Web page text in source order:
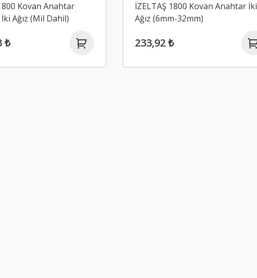
Kovan Anahtar
İki Ağız (Mil Dahil)
₺
İZELTAŞ 1800 Kovan Anahtar İki
Ağız (6mm-32mm)
233,92 ₺